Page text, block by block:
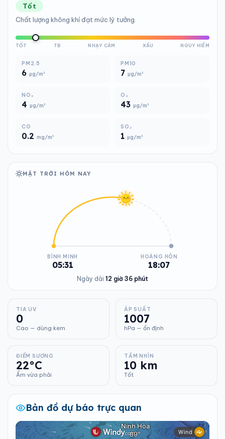
Tốt
Chất lượng không khí đạt mức lý tưởng.
TỐT TB NHẠY CẢM XẤU NGUY HIỂM
PM2.5
6 µg/m³
PM10
7 µg/m³
NO₂
4 µg/m³
O₃
43 µg/m³
CO
0.2 mg/m³
SO₂
1 µg/m³
MẶT TRỜI HÔM NAY
BÌNH MINH
05:31
HOÀNG HÔN
18:07
Ngày dài 12 giờ 36 phút
TIA UV
0
Cao — dùng kem
ÁP SUẤT
1007
hPa — ổn định
ĐIỂM SƯƠNG
22°C
Ẩm vừa phải
TẦM NHÌN
10 km
Tốt
Bản đồ dự báo trực quan